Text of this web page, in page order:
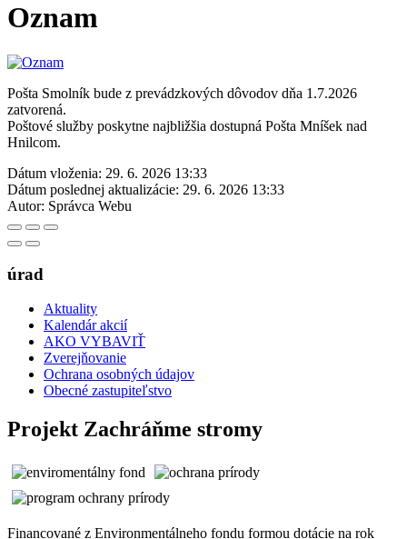
Oznam
Pošta Smolník bude z prevádzkových dôvodov dňa 1.7.2026
zatvorená.
Poštové služby poskytne najbližšia dostupná Pošta Mníšek nad
Hnilcom.
Dátum vloženia: 29. 6. 2026 13:33
Dátum poslednej aktualizácie: 29. 6. 2026 13:33
Autor: Správca Webu
úrad
Aktuality
Kalendár akcií
AKO VYBAVIŤ
Zverejňovanie
Ochrana osobných údajov
Obecné zastupiteľstvo
Projekt Zachráňme stromy
Financované z Environmentálneho fondu formou dotácie na rok